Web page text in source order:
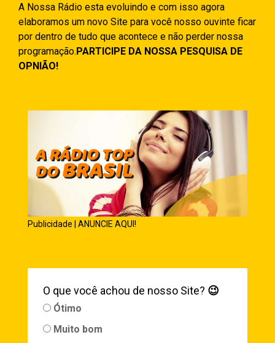
A Nossa Rádio esta evoluindo e com isso agora
elaboramos um novo Site para você nosso ouvinte ficar
por dentro de tudo que acontece e não perder nossa
programação.PARTICIPE DA NOSSA PESQUISA DE
OPNIÃO!
Publicidade | ANUNCIE AQUI!
O que você achou de nosso Site? 😉
Ótimo
Muito bom